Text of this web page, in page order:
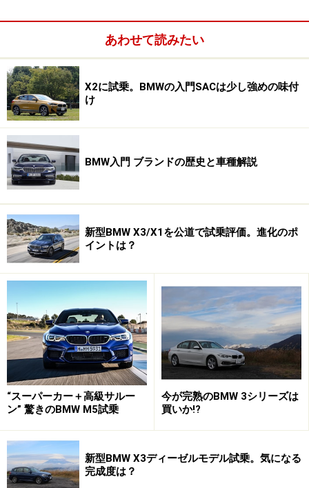
パネルの面構成が複雑で、表情豊かなルックスに仕上が
っているということ。ルーフを開けても閉めてもスタイ
リッシュで、現代的に洗練されたエクステリアを呈して
います。ただ、Z4らしさは健在ではあるものの、初代に
あったインパクトというか、あの独特のアクの強さが薄
れたことで、心なしか「普通」っぽくなったように感じ
当初のバリエーションは、「sDrive23i」（価格523万
ートレインだけでなく装備の差別化も価格差相応にそれ
なりに大きい
また、ずいぶん大きくなったように見えたのですが、実
際に全長が150mmも伸びています。それもリトラクタブ
ルハードトップの格納やラゲッジルームの確保のために
リアセクションが延ばされたようで、いささか極端だっ
たロングノーズ＆ショートデッキのフォルムも、いくぶ
ん緩和されているようです。それが好きだったりもした
のですが……。
次ページでインテリア～パワートレインについて
※記事内容は執筆時点のものです。最新の内容をご確認くださ
い。
あわせて読みたい
X2に試乗。BMWの入門SACは少し強めの味付
け
BMW入門 ブランドの歴史と車種解説
新型BMW X3/X1を公道で試乗評価。進化のポ
イントは？
“スーパーカー＋高級サルー
ン” 驚きのBMW M5試乗
今が完熟のBMW 3シリーズは
買いか!?
新型BMW X3ディーゼルモデル試乗。気になる
完成度は？